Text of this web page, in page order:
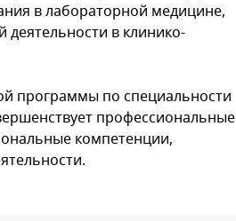
в лабораторной медицине,
в клинико-
программы по специальности
профессиональные
компетенции,